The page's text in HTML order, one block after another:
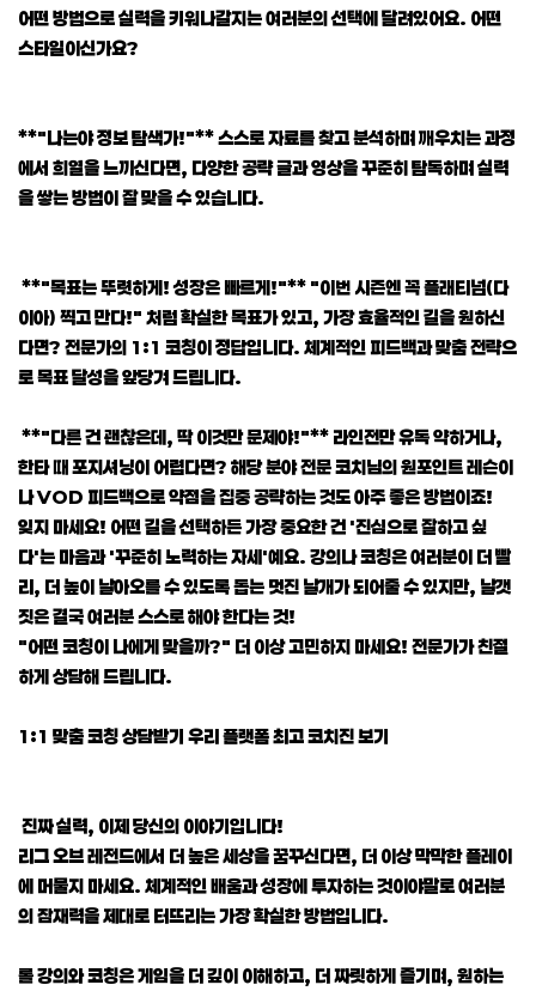
어떤 방법으로 실력을 키워나갈지는 여러분의 선택에 달려있어요. 어떤
스타일이신가요?
**"나는야 정보 탐색가!"** 스스로 자료를 찾고 분석하며 깨우치는 과정
에서 희열을 느끼신다면, 다양한 공략 글과 영상을 꾸준히 탐독하며 실력
을 쌓는 방법이 잘 맞을 수 있습니다.
**"목표는 뚜렷하게! 성장은 빠르게!"** "이번 시즌엔 꼭 플래티넘(다
이아) 찍고 만다!" 처럼 확실한 목표가 있고, 가장 효율적인 길을 원하신
다면? 전문가의 1:1 코칭이 정답입니다. 체계적인 피드백과 맞춤 전략으
로 목표 달성을 앞당겨 드립니다.
**"다른 건 괜찮은데, 딱 이것만 문제야!"** 라인전만 유독 약하거나,
한타 때 포지셔닝이 어렵다면? 해당 분야 전문 코치님의 원포인트 레슨이
나 VOD 피드백으로 약점을 집중 공략하는 것도 아주 좋은 방법이죠!
잊지 마세요! 어떤 길을 선택하든 가장 중요한 건 '진심으로 잘하고 싶
다'는 마음과 '꾸준히 노력하는 자세'예요. 강의나 코칭은 여러분이 더 빨
리, 더 높이 날아오를 수 있도록 돕는 멋진 날개가 되어줄 수 있지만, 날갯
짓은 결국 여러분 스스로 해야 한다는 것!
"어떤 코칭이 나에게 맞을까?" 더 이상 고민하지 마세요! 전문가가 친절
하게 상담해 드립니다.
1:1 맞춤 코칭 상담받기 우리 플랫폼 최고 코치진 보기
진짜 실력, 이제 당신의 이야기입니다!
리그 오브 레전드에서 더 높은 세상을 꿈꾸신다면, 더 이상 막막한 플레이
에 머물지 마세요. 체계적인 배움과 성장에 투자하는 것이야말로 여러분
의 잠재력을 제대로 터뜨리는 가장 확실한 방법입니다.
롤 강의와 코칭은 게임을 더 깊이 이해하고, 더 짜릿하게 즐기며, 원하는